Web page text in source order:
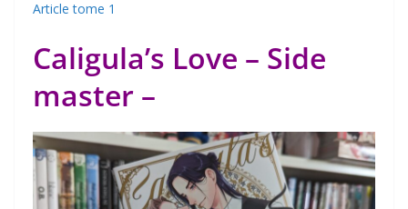
Article tome 1
Caligula’s Love – Side
master –